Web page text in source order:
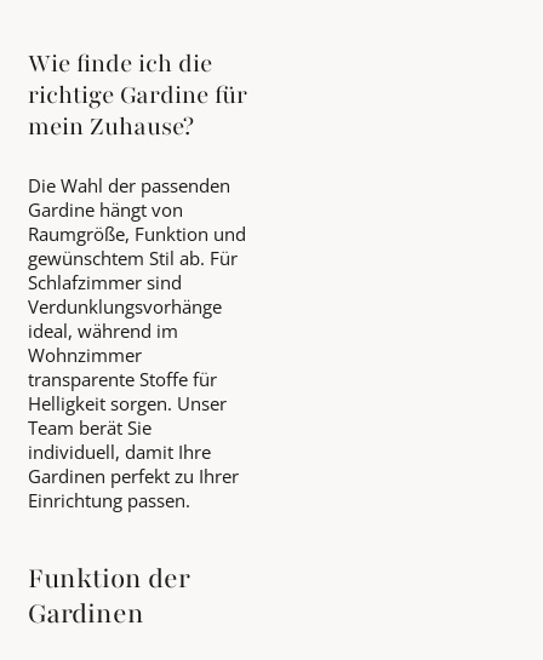
Wie finde ich die
richtige Gardine für
mein Zuhause?
Die Wahl der passenden
Gardine hängt von
Raumgröße, Funktion und
gewünschtem Stil ab. Für
Schlafzimmer sind
Verdunklungsvorhänge
ideal, während im
Wohnzimmer
transparente Stoffe für
Helligkeit sorgen. Unser
Team berät Sie
individuell, damit Ihre
Gardinen perfekt zu Ihrer
Einrichtung passen.
Funktion der
Gardinen